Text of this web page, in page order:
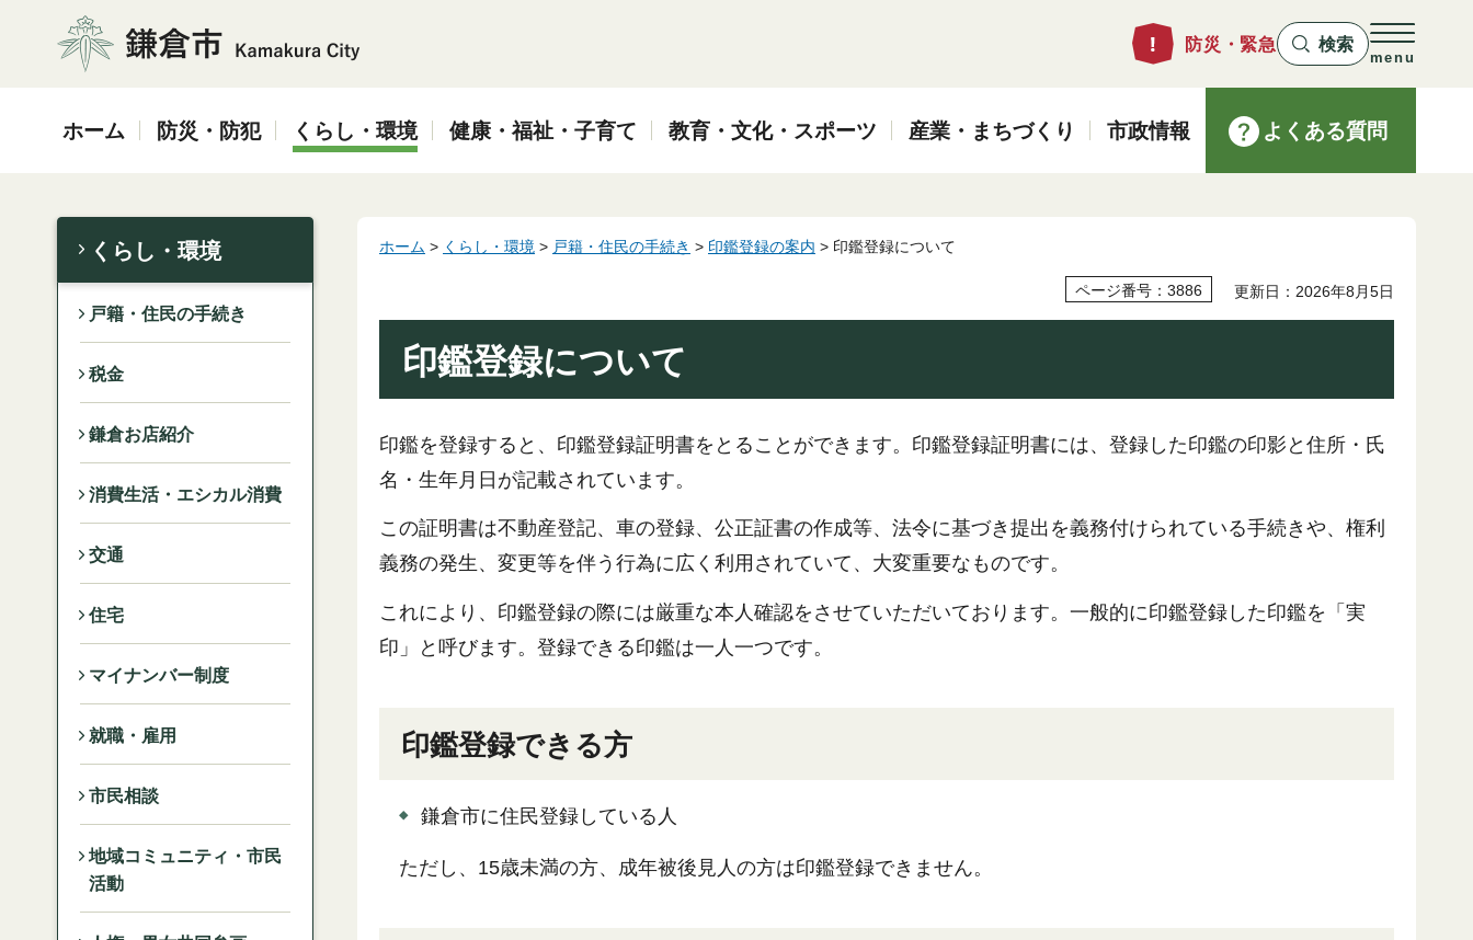
鎌倉市
防災・緊急 検索
menu
ホーム 防災・防犯 くらし・環境 健康・福祉・子育て 教育・文化・スポーツ 産業・まちづくり 市政情報 よくある質問
くらし・環境
戸籍・住民の手続き
税金
鎌倉お店紹介
消費生活・エシカル消費
交通
住宅
マイナンバー制度
就職・雇用
市民相談
地域コミュニティ・市民
活動
ホーム > くらし・環境 > 戸籍・住民の手続き > 印鑑登録の案内 > 印鑑登録について
ページ番号：3886 更新日：2026年8月5日
印鑑登録について
印鑑を登録すると、印鑑登録証明書をとることができます。印鑑登録証明書には、登録した印鑑の印影と住所・氏
名・生年月日が記載されています。
この証明書は不動産登記、車の登録、公正証書の作成等、法令に基づき提出を義務付けられている手続きや、権利
義務の発生、変更等を伴う行為に広く利用されていて、大変重要なものです。
これにより、印鑑登録の際には厳重な本人確認をさせていただいております。一般的に印鑑登録した印鑑を「実
印」と呼びます。登録できる印鑑は一人一つです。
印鑑登録できる方
鎌倉市に住民登録している人
ただし、15歳未満の方、成年被後見人の方は印鑑登録できません。